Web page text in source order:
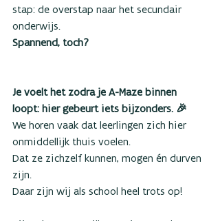
stap: de overstap naar het secundair
onderwijs.
Spannend, toch?
Je voelt het zodra je A-Maze binnen
loopt: hier gebeurt iets bijzonders. 🎉
We horen vaak dat leerlingen zich hier
onmiddellijk thuis voelen.
Dat ze zichzelf kunnen, mogen én durven
zijn.
Daar zijn wij als school heel trots op!